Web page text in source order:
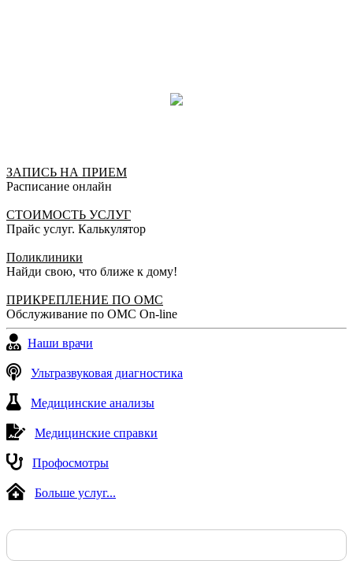
ситуацию. Очень понравилось отношение. Спасибо
огромное
Больше бы таких отзывчивых и хороших врачей!
Профессионал своего дела!
Юлия, 09.10.2019
ЗАПИСЬ НА ПРИЕМ
Расписание онлайн
СТОИМОСТЬ УСЛУГ
Прайс услуг. Калькулятор
Поликлиники
Найди свою, что ближе к дому!
ПРИКРЕПЛЕНИЕ ПО ОМС
Обслуживание по ОМС On-line
Наши врачи
Ультразвуковая диагностика
Медицинские анализы
Медицинские справки
Профосмотры
Больше услуг...